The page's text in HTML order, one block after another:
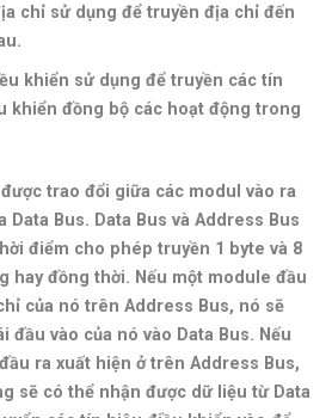
chỉ sử dụng để truyền địa chỉ đến
khiển sử dụng để truyền các tín
khiển đồng bộ các hoạt động trong
trao đổi giữa các modul vào ra
Data Bus. Data Bus và Address Bus
điểm cho phép truyền 1 byte và 8
hay đồng thời. Nếu một module đầu
của nó trên Address Bus, nó sẽ
đầu vào của nó vào Data Bus. Nếu
ra xuất hiện ở trên Address Bus,
sẽ có thể nhận được dữ liệu từ Data